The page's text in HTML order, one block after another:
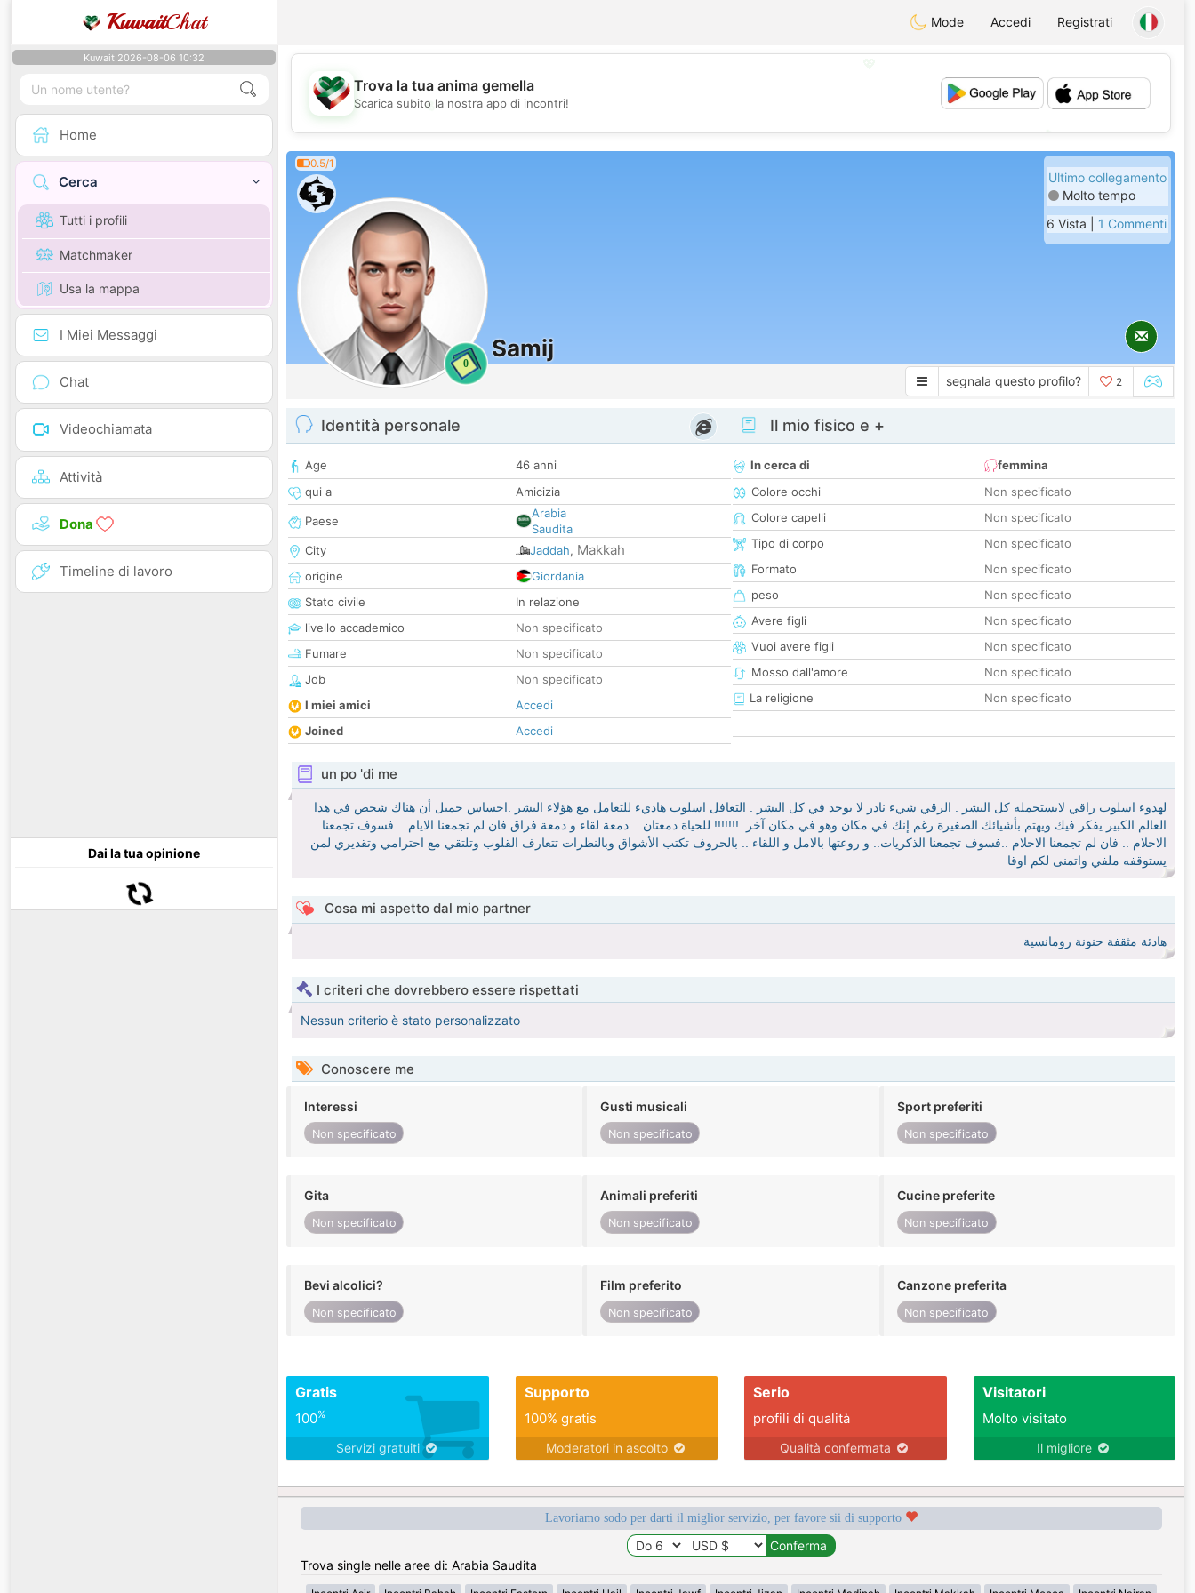
KuwaitChat Mode Accedi Registrati
Kuwait 2026-08-06 10:32
Home
Cerca
Tutti i profili
Matchmaker
Usa la mappa
I Miei Messaggi
Chat
Videochiamata
Attività
Dona
Timeline di lavoro
Dai la tua opinione
💖
💕
Trova la tua anima gemella
Scarica subito la nostra app di incontri!
0.5/1
0
Samij
Ultimo collegamento
Molto tempo
6 Vista | 1 Commenti
segnala questo profilo? 2
Identità personale
Age
46 anni
qui a
Amicizia
Paese
Arabia
Saudita
City
Jaddah, Makkah
origine
Giordania
Stato civile
In relazione
livello accademico
Non specificato
Fumare
Non specificato
Job
Non specificato
I miei amici
Accedi
Joined
Accedi
Il mio fisico e +
In cerca di
femmina
Colore occhi
Non specificato
Colore capelli
Non specificato
Tipo di corpo
Non specificato
Formato
Non specificato
peso
Non specificato
Avere figli
Non specificato
Vuoi avere figli
Non specificato
Mosso dall'amore
Non specificato
La religione
Non specificato
un po 'di me
لهدوء اسلوب راقي لايستحمله كل البشر . الرقي شيء نادر لا يوجد في كل البشر . التغافل اسلوب هاديء للتعامل مع هؤلاء البشر .احساس جميل أن هناك شخص في هذا
العالم الكبير يفكر فيك ويهتم بأشيائك الصغيرة رغم إنك في مكان وهو في مكان آخر..!!!!!!! للحياة دمعتان .. دمعة لقاء و دمعة فراق فان لم تجمعنا الايام .. فسوف تجمعنا
الاحلام .. فان لم تجمعنا الاحلام ..فسوف تجمعنا الذكريات.. و روعتها بالامل و اللقاء .. بالحروف تكتب الأشواق وبالنظرات تتعارف القلوب وتلتقي مع احترامي وتقديري لمن
يستوقفه ملفي واتمنى لكم اوقا
Cosa mi aspetto dal mio partner
هادئة مثقفة حنونة رومانسية
I criteri che dovrebbero essere rispettati
Nessun criterio è stato personalizzato
Conoscere me
Interessi
Non specificato
Gusti musicali
Non specificato
Sport preferiti
Non specificato
Gita
Non specificato
Animali preferiti
Non specificato
Cucine preferite
Non specificato
Bevi alcolici?
Non specificato
Film preferito
Non specificato
Canzone preferita
Non specificato
Gratis
100%
Servizi gratuiti
Supporto
100% gratis
Moderatori in ascolto
Serio
profili di qualità
Qualità confermata
Visitatori
Molto visitato
Il migliore
Lavoriamo sodo per darti il miglior servizio, per favore sii di supporto
Trova single nelle aree di: Arabia Saudita